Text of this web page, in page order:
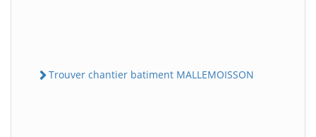
Trouver chantier batiment MALLEMOISSON